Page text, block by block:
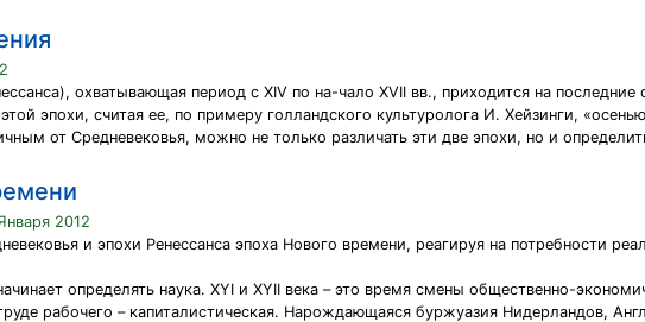
охватывающая период с XIV по на-чало XVII вв., приходится на
эпохи, считая ее, по примеру голландского культуролога И. Хейзинги,
от Средневековья, можно не только различать эти две эпохи, но и
2012
и эпохи Ренессанса эпоха Нового времени, реагируя на потребности
определять наука. XYI и XYII века – это время смены общественно-
рабочего – капиталистическая. Нарождающаяся буржуазия Нидерландов,